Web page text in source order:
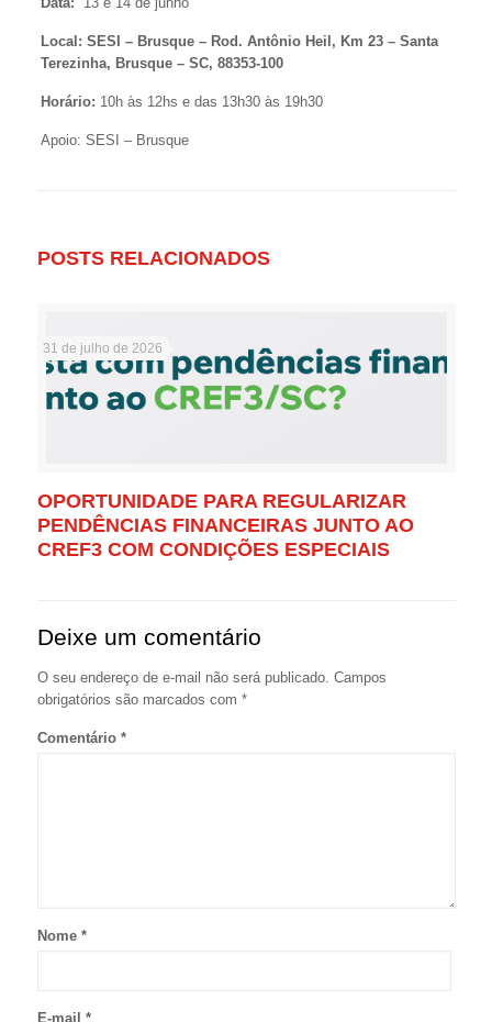
Local: SESI – Brusque – Rod. Antônio Heil, Km 23 – Santa
Terezinha, Brusque – SC, 88353-100
Horário: 10h às 12hs e das 13h30 às 19h30
Apoio: SESI – Brusque
POSTS RELACIONADOS
31 de julho de 2026
OPORTUNIDADE PARA REGULARIZAR
PENDÊNCIAS FINANCEIRAS JUNTO AO
CREF3 COM CONDIÇÕES ESPECIAIS
Deixe um comentário
O seu endereço de e-mail não será publicado. Campos
obrigatórios são marcados com *
Comentário *
Nome *
E-mail *